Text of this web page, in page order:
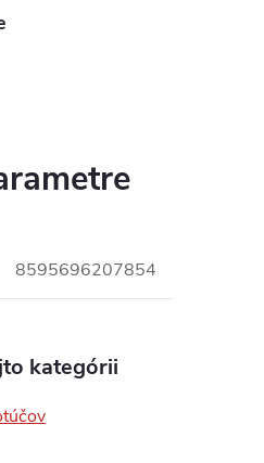
8595696207854
kategórii